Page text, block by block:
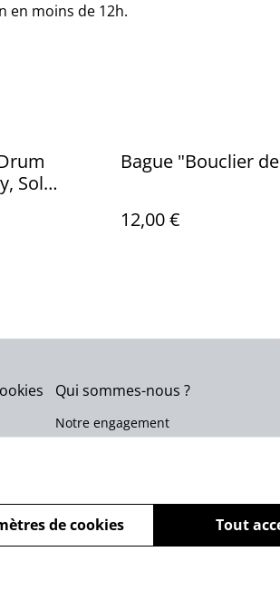
en moins de 12h.
Sol
Bague "Bouclier
12,00 €
Qui sommes-nous ?
Notre engagement
Tout
de cookies